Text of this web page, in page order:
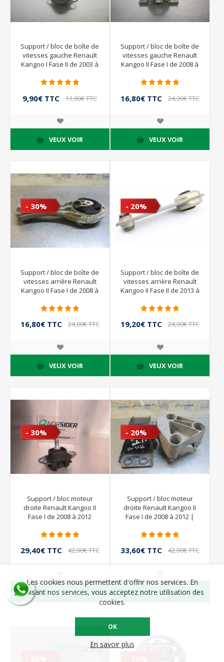
Support / bloc de boîte de
vitesses gauche Renault
Kangoo I Fase II de 2003 à
9,90€ TTC 11,00€ TTC
VEUX VOIR
Support / bloc de boîte de
vitesses gauche Renault
Kangoo II Fase I de 2008 à
16,80€ TTC 24,00€ TTC
VEUX VOIR
- 30%
Support / bloc de boîte de
vitesses arrière Renault
Kangoo II Fase I de 2008 à
16,80€ TTC 24,00€ TTC
VEUX VOIR
- 20%
Support / bloc de boîte de
vitesses arrière Renault
Kangoo II Fase II de 2013 à
112381550R
19,20€ TTC 24,00€ TTC
VEUX VOIR
- 30%
Support / bloc moteur
droite Renault Kangoo II
Fase I de 2008 à 2012
29,40€ TTC 42,00€ TTC
VEUX VOIR
- 20%
Support / bloc moteur
droite Renault Kangoo II
Fase I de 2008 à 2012 |
33,60€ TTC 42,00€ TTC
VEUX VOIR
Les cookies nous permettent d'offrir nos services. En
utilisant nos services, vous acceptez notre utilisation des
cookies.
OK
En savoir plus